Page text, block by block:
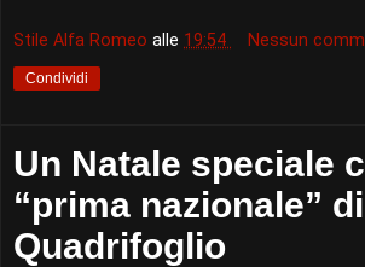
Stile Alfa Romeo alle 19:54 Nessun
Condividi
Un Natale speciale
“prima nazionale”
Quadrifoglio